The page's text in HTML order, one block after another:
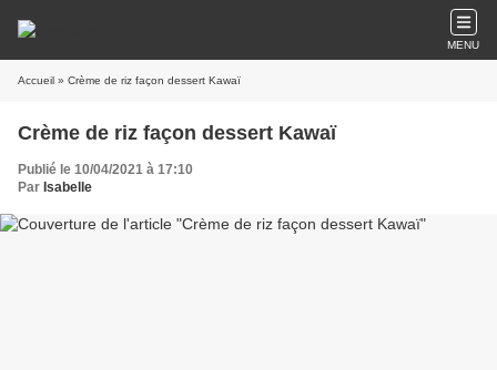
MENU
Accueil » Crème de riz façon dessert Kawaï
Crème de riz façon dessert Kawaï
Publié le 10/04/2021 à 17:10
Par Isabelle